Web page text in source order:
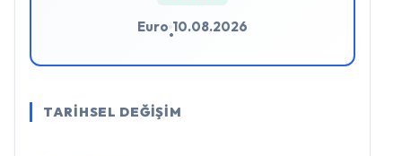
Euro
•
10.08.2026
TARİHSEL DEĞİŞİM